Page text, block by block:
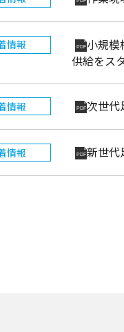
情報 PDF 小規模
供給をス
情報 PDF次世代
情報 PDF新世代